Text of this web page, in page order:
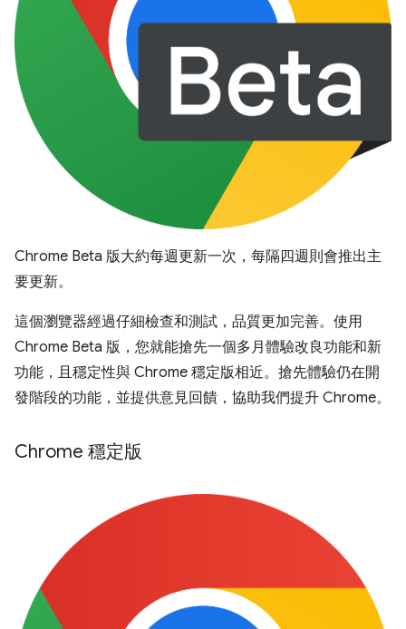
Chrome Beta 版大約每週更新一次，每隔四週則會推出主
要更新。
這個瀏覽器經過仔細檢查和測試，品質更加完善。使用
Chrome Beta 版，您就能搶先一個多月體驗改良功能和新
功能，且穩定性與 Chrome 穩定版相近。搶先體驗仍在開
發階段的功能，並提供意見回饋，協助我們提升 Chrome。
Chrome 穩定版